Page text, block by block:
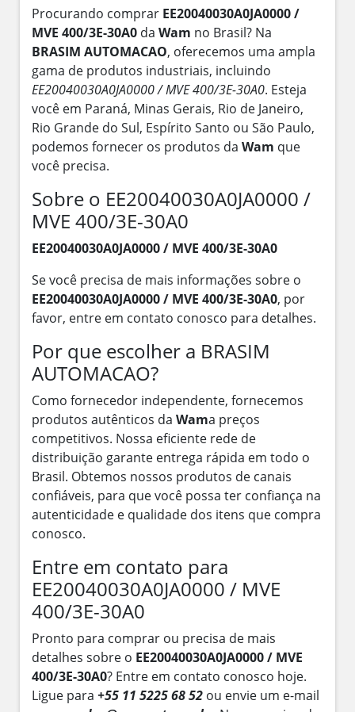
Procurando comprar EE20040030A0JA0000 /
MVE 400/3E-30A0 da Wam no Brasil? Na
BRASIM AUTOMACAO, oferecemos uma ampla
gama de produtos industriais, incluindo
EE20040030A0JA0000 / MVE 400/3E-30A0. Esteja
você em Paraná, Minas Gerais, Rio de Janeiro,
Rio Grande do Sul, Espírito Santo ou São Paulo,
podemos fornecer os produtos da Wam que
você precisa.
Sobre o EE20040030A0JA0000 /
MVE 400/3E-30A0
EE20040030A0JA0000 / MVE 400/3E-30A0
Se você precisa de mais informações sobre o
EE20040030A0JA0000 / MVE 400/3E-30A0, por
favor, entre em contato conosco para detalhes.
Por que escolher a BRASIM
AUTOMACAO?
Como fornecedor independente, fornecemos
produtos autênticos da Wama preços
competitivos. Nossa eficiente rede de
distribuição garante entrega rápida em todo o
Brasil. Obtemos nossos produtos de canais
confiáveis, para que você possa ter confiança na
autenticidade e qualidade dos itens que compra
conosco.
Entre em contato para
EE20040030A0JA0000 / MVE
400/3E-30A0
Pronto para comprar ou precisa de mais
detalhes sobre o EE20040030A0JA0000 / MVE
400/3E-30A0? Entre em contato conosco hoje.
Ligue para +55 11 5225 68 52 ou envie um e-mail